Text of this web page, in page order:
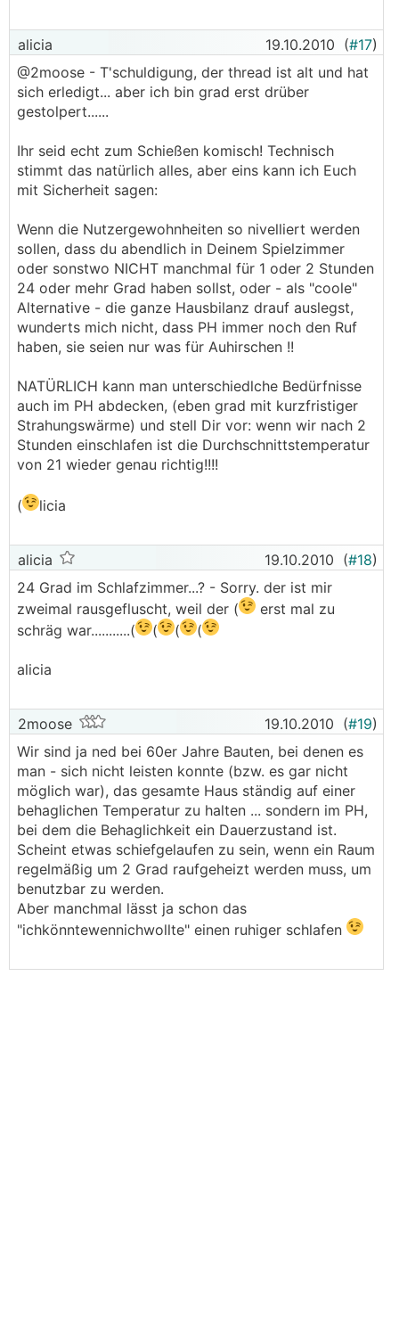
alicia 19.10.2010 (#17)
@2moose - T'schuldigung, der thread ist alt und hat
sich erledigt... aber ich bin grad erst drüber
gestolpert......
Ihr seid echt zum Schießen komisch! Technisch
stimmt das natürlich alles, aber eins kann ich Euch
mit Sicherheit sagen:
Wenn die Nutzergewohnheiten so nivelliert werden
sollen, dass du abendlich in Deinem Spielzimmer
oder sonstwo NICHT manchmal für 1 oder 2 Stunden
24 oder mehr Grad haben sollst, oder - als "coole"
Alternative - die ganze Hausbilanz drauf auslegst,
wunderts mich nicht, dass PH immer noch den Ruf
haben, sie seien nur was für Auhirschen !!
NATÜRLICH kann man unterschiedlche Bedürfnisse
auch im PH abdecken, (eben grad mit kurzfristiger
Strahungswärme) und stell Dir vor: wenn wir nach 2
Stunden einschlafen ist die Durchschnittstemperatur
von 21 wieder genau richtig!!!!
( licia
alicia 19.10.2010 (#18)
24 Grad im Schlafzimmer...? - Sorry. der ist mir
zweimal rausgefluscht, weil der (
erst mal zu
schräg war...........(
( ( (
alicia
2moose 19.10.2010 (#19)
Wir sind ja ned bei 60er Jahre Bauten, bei denen es
man - sich nicht leisten konnte (bzw. es gar nicht
möglich war), das gesamte Haus ständig auf einer
behaglichen Temperatur zu halten ... sondern im PH,
bei dem die Behaglichkeit ein Dauerzustand ist.
Scheint etwas schiefgelaufen zu sein, wenn ein Raum
regelmäßig um 2 Grad raufgeheizt werden muss, um
benutzbar zu werden.
Aber manchmal lässt ja schon das
"ichkönntewennichwollte" einen ruhiger schlafen